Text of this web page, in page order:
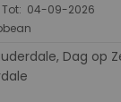
04-09-2026